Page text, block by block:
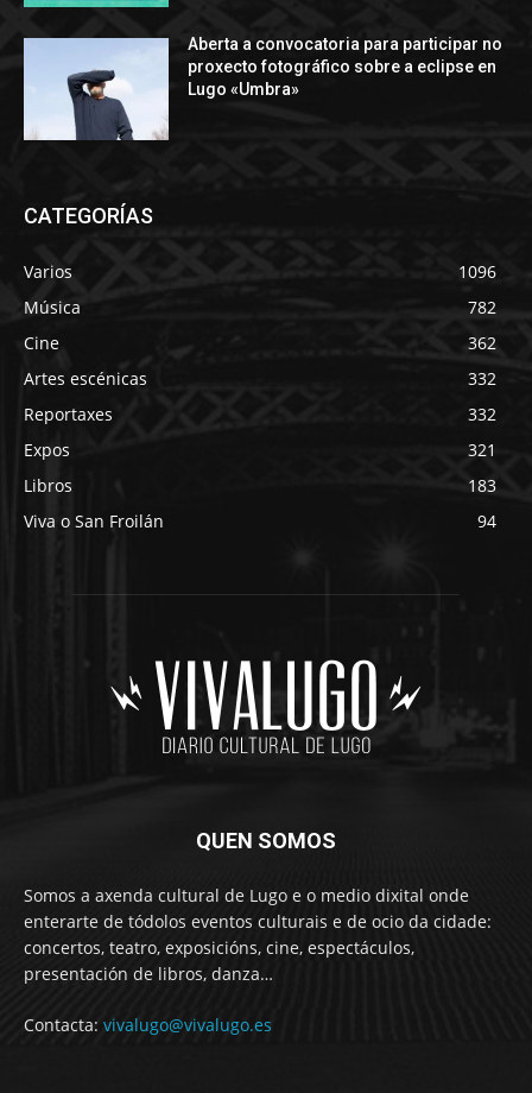
Aberta a convocatoria para participar no
proxecto fotográfico sobre a eclipse en
Lugo «Umbra»
CATEGORÍAS
Varios
1096
Música
782
Cine
362
Artes escénicas
332
Reportaxes
332
Expos
321
Libros
183
Viva o San Froilán
94
QUEN SOMOS
Somos a axenda cultural de Lugo e o medio dixital onde
enterarte de tódolos eventos culturais e de ocio da cidade:
concertos, teatro, exposicións, cine, espectáculos,
presentación de libros, danza…
Contacta: vivalugo@vivalugo.es